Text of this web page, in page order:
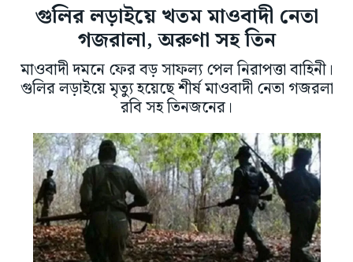
গুলির লড়াইয়ে খতম মাওবাদী নেতা
গজরালা, অরুণা সহ তিন
মাওবাদী দমনে ফের বড় সাফল্য পেল নিরাপত্তা বাহিনী।
গুলির লড়াইয়ে মৃত্যু হয়েছে শীর্ষ মাওবাদী নেতা গজরলা
রবি সহ তিনজনের।